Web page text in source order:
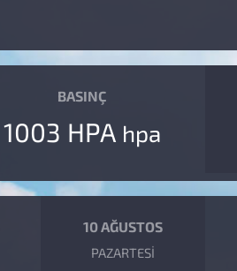
BASINÇ
1003 HPA hpa
10 AĞUSTOS
PAZARTESI